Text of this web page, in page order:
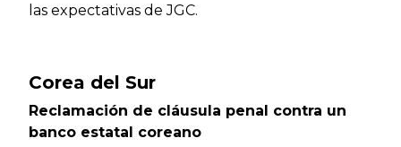
las expectativas de JGC.
Corea del Sur
Reclamación de cláusula penal contra un
banco estatal coreano